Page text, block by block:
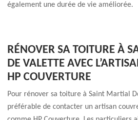
également une durée de vie améliorée.
RÉNOVER SA TOITURE À
DE VALETTE AVEC
HP COUVERTURE
Pour rénover sa toiture à Saint Martial
préférable de contacter un artisan